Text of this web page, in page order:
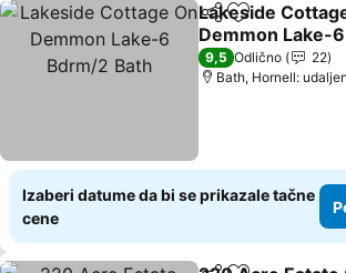
Deli Dodati u
Lakeside
Demmon Lake-
Bath
9,5 Odlično
22
Bath, Hornell:
Izaberi datume da bi se prikazale tačne
cene